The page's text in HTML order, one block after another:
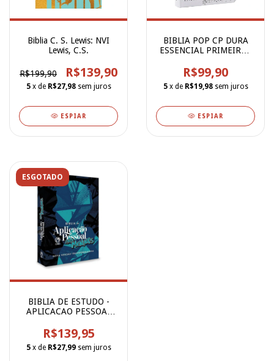
Biblia C. S. Lewis: NVI
Lewis, C.S.
R$199,90 R$139,90
5 x de R$27,98 sem juros
ESPIAR
BIBLIA POP CP DURA
ESSENCIAL PRIMEIROS
R$99,90
5 x de R$19,98 sem juros
ESPIAR
ESGOTADO
BIBLIA DE ESTUDO -
APLICACAO PESSOAL
R$139,95
5 x de R$27,99 sem juros